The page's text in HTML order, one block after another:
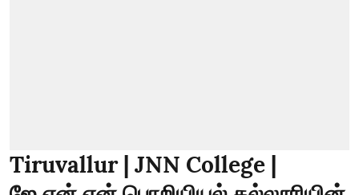
Tiruvallur | JNN College |